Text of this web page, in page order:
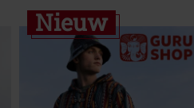
Nieuw